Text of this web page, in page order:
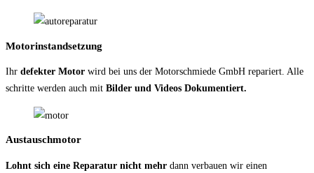
Motorinstandsetzung
Ihr defekter Motor wird bei uns der Motorschmiede GmbH repariert. Alle
schritte werden auch mit Bilder und Videos Dokumentiert.
Austauschmotor
Lohnt sich eine Reparatur nicht mehr dann verbauen wir einen